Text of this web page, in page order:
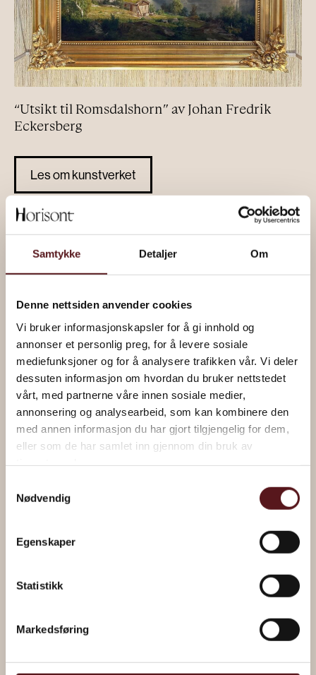
Samtykke Detaljer Om
Denne nettsiden anvender cookies
Vi bruker informasjonskapsler for å gi innhold og
annonser et personlig preg, for å levere sosiale
mediefunksjoner og for å analysere trafikken vår. Vi deler
dessuten informasjon om hvordan du bruker nettstedet
vårt, med partnerne våre innen sosiale medier,
annonsering og analysearbeid, som kan kombinere den
med annen informasjon du har gjort tilgjengelig for dem,
eller som de har samlet inn gjennom din bruk av
Nødvendig
Egenskaper
Statistikk
Markedsføring
“Utsikt til Romsdalshorn” av Johan Fredrik
Eckersberg
Les om kunstverket
Les om kunstverket